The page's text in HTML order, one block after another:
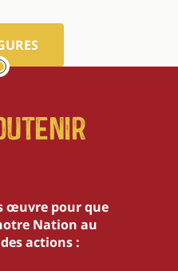
œuvre pour que
Nation au
actions :